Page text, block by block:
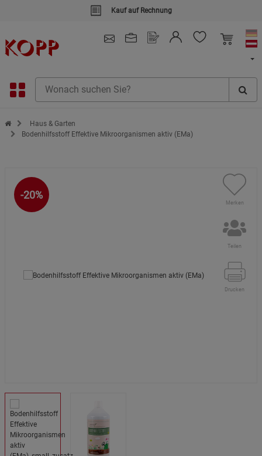
Kauf auf Rechnung
Zur Startseite des Kopp Verlag Online-Shop
Haus & Garten
Bodenhilfsstoff Effektive Mikroorganismen aktiv (EMa)
-20%
Merken
Teilen
Drucken